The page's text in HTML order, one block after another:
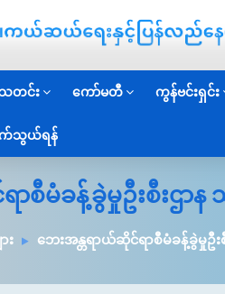
တင်း ကော်မတီ ကွန်ဗင်းရှင်း
သွယ်ရန်
စီမံခန့်ခွဲမှုဦးစီးဌာန
း ဘေးအန္တရာယ်ဆိုင်ရာစီမံခန့်ခွဲမှုဦး